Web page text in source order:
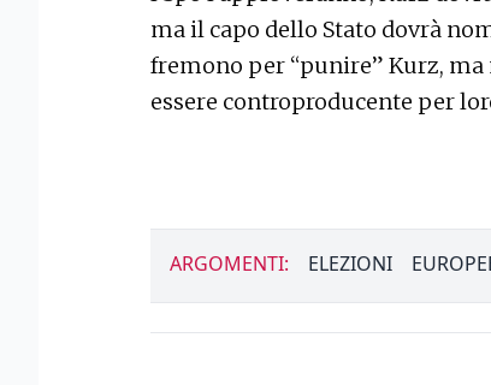
ma il capo dello Stato dovrà
fremono per “punire” Kurz,
essere controproducente per
ARGOMENTI: ELEZIONI